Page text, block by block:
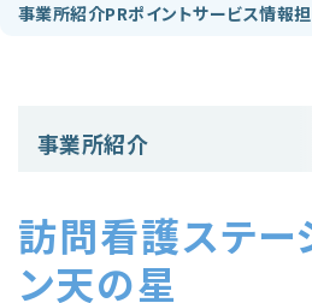
事業所紹介PRポイントサービス情報
事業所紹介
訪問看護ステー
ン天の星